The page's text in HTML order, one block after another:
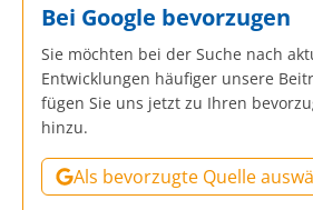
Bei Google bevorzugen
Sie möchten bei der Suche nach
Entwicklungen häufiger unsere
fügen Sie uns jetzt zu Ihren
hinzu.
Als bevorzugte Quelle